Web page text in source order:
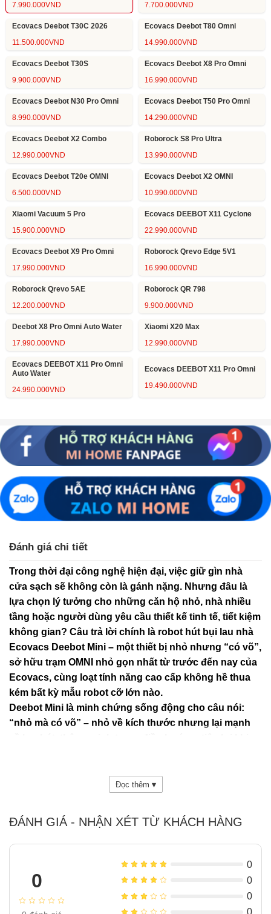
7.990.000VND
7.700.000VND
Ecovacs Deebot T30C 2026
11.500.000VND
Ecovacs Deebot T80 Omni
14.990.000VND
Ecovacs Deebot T30S
9.900.000VND
Ecovacs Deebot X8 Pro Omni
16.990.000VND
Ecovacs Deebot N30 Pro Omni
8.990.000VND
Ecovacs Deebot T50 Pro Omni
14.290.000VND
Ecovacs Deebot X2 Combo
12.990.000VND
Roborock S8 Pro Ultra
13.990.000VND
Ecovacs Deebot T20e OMNI
6.500.000VND
Ecovacs Deebot X2 OMNI
10.990.000VND
Xiaomi Vacuum 5 Pro
15.900.000VND
Ecovacs DEEBOT X11 Cyclone
22.990.000VND
Ecovacs Deebot X9 Pro Omni
17.990.000VND
Roborock Qrevo Edge 5V1
16.990.000VND
Roborock Qrevo 5AE
12.200.000VND
Roborock QR 798
9.900.000VND
Deebot X8 Pro Omni Auto Water
17.990.000VND
Xiaomi X20 Max
12.990.000VND
Ecovacs DEEBOT X11 Pro Omni
Auto Water
24.990.000VND
Ecovacs DEEBOT X11 Pro Omni
19.490.000VND
Đánh giá chi tiết
Trong thời đại công nghệ hiện đại, việc giữ gìn nhà
cửa sạch sẽ không còn là gánh nặng. Nhưng đâu là
lựa chọn lý tưởng cho những căn hộ nhỏ, nhà nhiều
tầng hoặc người dùng yêu cầu thiết kế tinh tế, tiết kiệm
không gian? Câu trả lời chính là robot hút bụi lau nhà
Ecovacs Deebot Mini – một thiết bị nhỏ nhưng “có võ”,
sở hữu trạm OMNI nhỏ gọn nhất từ trước đến nay của
Ecovacs, cùng loạt tính năng cao cấp không hề thua
kém bất kỳ mẫu robot cỡ lớn nào.
Deebot Mini là minh chứng sống động cho câu nói:
“nhỏ mà có võ” – nhỏ về kích thước nhưng lại mạnh
Đọc thêm ▾
ĐÁNH GIÁ - NHẬN XÉT TỪ KHÁCH HÀNG
0
0
0
0